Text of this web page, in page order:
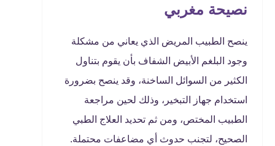
نصيحة مغربي
ينصح الطبيب المريض الذي يعاني من مشكلة
وجود البلغم الأبيض الشفاف بأن يقوم بتناول
الكثير من السوائل الساخنة، وقد ينصح بضرورة
استخدام جهاز التبخير، وذلك لحين مراجعة
الطبيب المختص، ومن ثم تحديد العلاج الطبي
الصحيح، لتجنب حدوث أي مضاعفات محتملة.